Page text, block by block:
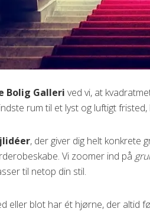
Bolig Galleri ved vi, at
rum til et lyst og luftigt
, der giver dig helt konkrete
Vi zoomer ind på
til netop din stil.
eller blot har ét hjørne, der